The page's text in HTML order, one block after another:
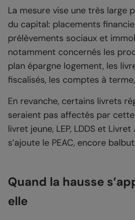
La mesure vise une très large
du capital: placements
prélèvements sociaux et
notamment concernés les
plan épargne logement, les
fiscalisés, les comptes à
En revanche, certains livrets
seraient pas affectés par
livret jeune, LEP, LDDS et
s’ajoute le PEAC, encore
Quand la hausse
elle